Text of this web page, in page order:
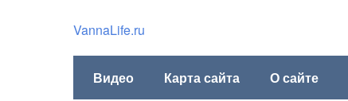
VannaLife.ru
Видео Карта сайта О сайте